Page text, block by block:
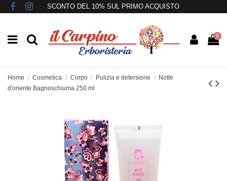
SCONTO DEL 10% SUL PRIMO ACQUISTO
0
Home Cosmetica Corpo Pulizia e detersione
Notte
d'oriente Bagnoschiuma 250 ml